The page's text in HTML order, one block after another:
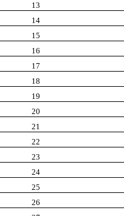
13
14
15
16
17
18
19
20
21
22
23
24
25
26